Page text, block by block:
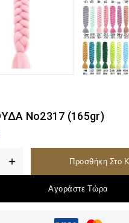
Νο2317 (165gr)
Προσθήκη Στο
Αγοράστε Τώρα